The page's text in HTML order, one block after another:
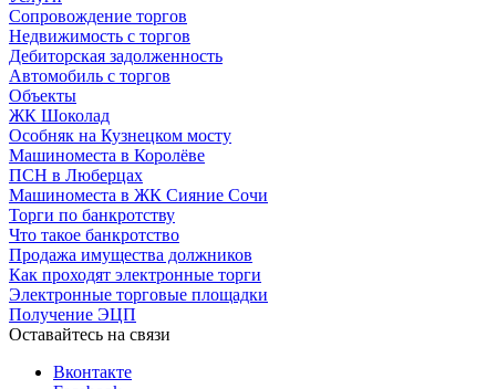
Сопровождение торгов
Недвижимость с торгов
Дебиторская задолженность
Автомобиль с торгов
Объекты
ЖК Шоколад
Особняк на Кузнецком мосту
Машиноместа в Королёве
ПСН в Люберцах
Машиноместа в ЖК Сияние Сочи
Торги по банкротству
Что такое банкротство
Продажа имущества должников
Как проходят электронные торги
Электронные торговые площадки
Получение ЭЦП
Оставайтесь на связи
Вконтакте